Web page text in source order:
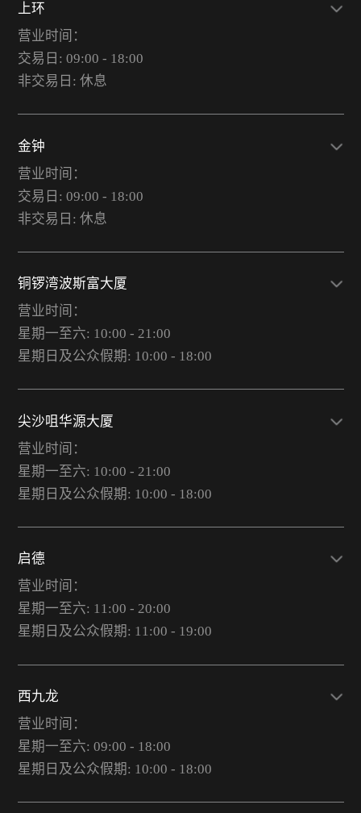
上环
营业时间：
交易日: 09:00 - 18:00
非交易日: 休息
金钟
营业时间：
交易日: 09:00 - 18:00
非交易日: 休息
铜锣湾波斯富大厦
营业时间：
星期一至六: 10:00 - 21:00
星期日及公众假期: 10:00 - 18:00
尖沙咀华源大厦
营业时间：
星期一至六: 10:00 - 21:00
星期日及公众假期: 10:00 - 18:00
启德
营业时间：
星期一至六: 11:00 - 20:00
星期日及公众假期: 11:00 - 19:00
西九龙
营业时间：
星期一至六: 09:00 - 18:00
星期日及公众假期: 10:00 - 18:00